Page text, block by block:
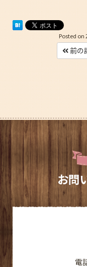
Posted on
前の
お問
電